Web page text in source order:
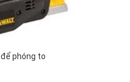
Malaysia
(1)
phóng to